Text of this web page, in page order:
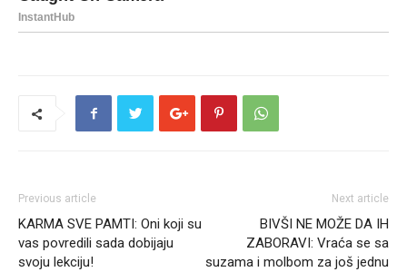
Previous article
KARMA SVE PAMTI: Oni koji su
vas povredili sada dobijaju
svoju lekciju!
Next article
BIVŠI NE MOŽE DA IH
ZABORAVI: Vraća se sa
suzama i molbom za još jednu